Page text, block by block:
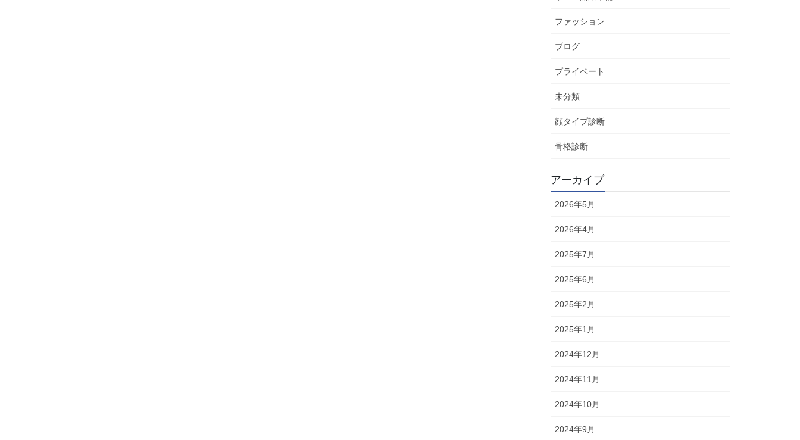
ファッション
ブログ
プライベート
未分類
顔タイプ診断
骨格診断
アーカイブ
2026年5月
2026年4月
2025年7月
2025年6月
2025年2月
2025年1月
2024年12月
2024年11月
2024年10月
2024年9月